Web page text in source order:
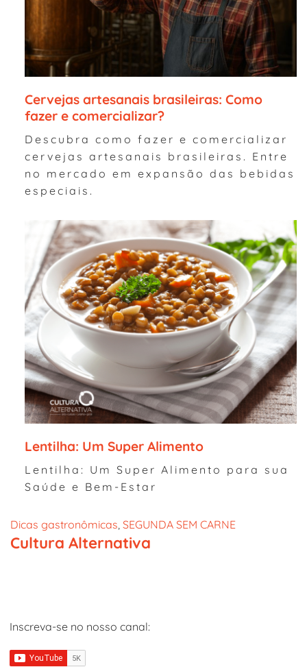
Cervejas artesanais brasileiras: Como
fazer e comercializar?
Descubra como fazer e comercializar
cervejas artesanais brasileiras. Entre
no mercado em expansão das bebidas
especiais.
Lentilha: Um Super Alimento
Lentilha: Um Super Alimento para sua
Saúde e Bem-Estar
Dicas gastronômicas SEGUNDA SEM CARNE
Cultura Alternativa
Inscreva-se no nosso canal: